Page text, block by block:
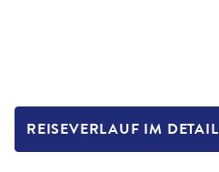
REISEVERLAUF IM DETAIL